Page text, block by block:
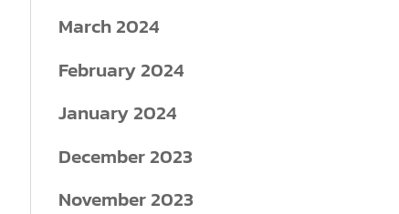
March 2024
February 2024
January 2024
December 2023
November 2023